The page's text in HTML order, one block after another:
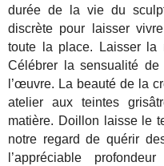
durée de la vie du
discrète pour laisser
toute la place. Laisser la
Célébrer la sensualité
l’œuvre. La beauté de la
atelier aux teintes
matière. Doillon laisse le
notre regard de quérir
l’appréciable